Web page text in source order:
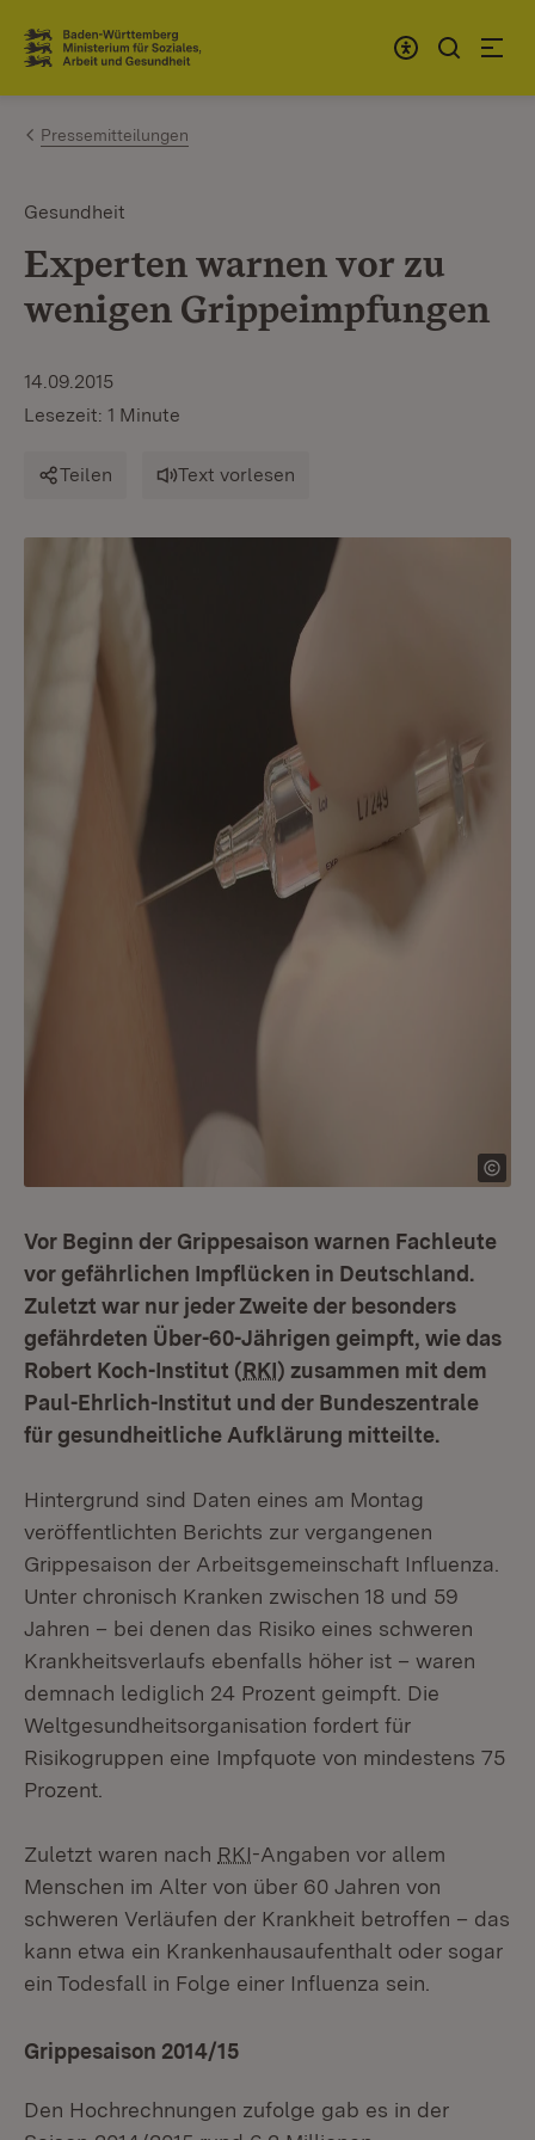
Zum Inhalt springen
Link zur Startseite
Pressemitteilungen
Gesundheit
Experten warnen vor zu
wenigen Grippeimpfungen
14.09.2015
Lesezeit: 1 Minute
Teilen Text vorlesen
Vor Beginn der Grippesaison warnen Fachleute
vor gefährlichen Impflücken in Deutschland.
Zuletzt war nur jeder Zweite der besonders
gefährdeten Über-60-Jährigen geimpft, wie das
Robert Koch-Institut (RKI) zusammen mit dem
Paul-Ehrlich-Institut und der Bundeszentrale
für gesundheitliche Aufklärung mitteilte.
Hintergrund sind Daten eines am Montag
veröffentlichten Berichts zur vergangenen
Grippesaison der Arbeitsgemeinschaft Influenza.
Unter chronisch Kranken zwischen 18 und 59
Jahren – bei denen das Risiko eines schweren
Krankheitsverlaufs ebenfalls höher ist – waren
demnach lediglich 24 Prozent geimpft. Die
Weltgesundheitsorganisation fordert für
Risikogruppen eine Impfquote von mindestens 75
Prozent.
Zuletzt waren nach RKI-Angaben vor allem
Menschen im Alter von über 60 Jahren von
schweren Verläufen der Krankheit betroffen – das
kann etwa ein Krankenhausaufenthalt oder sogar
ein Todesfall in Folge einer Influenza sein.
Grippesaison 2014/15
Den Hochrechnungen zufolge gab es in der